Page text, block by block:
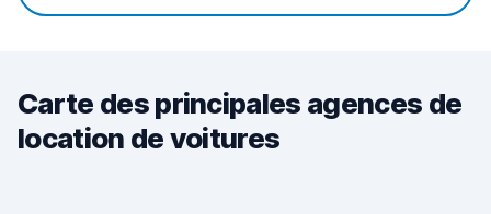
Carte des principales agences de
location de voitures